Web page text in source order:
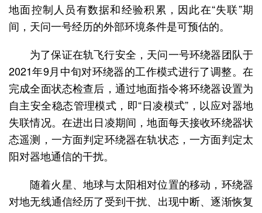
地面控制人员有数据和经验积累，因此在“失联”期
间，天问一号经历的外部环境条件是可预估的。
为了保证在轨飞行安全，天问一号环绕器团队于
2021年9月中旬对环绕器的工作模式进行了调整。在
完成全面状态检查后，通过地面指令将环绕器设置为
自主安全稳态管理模式，即“日凌模式”，以应对器地
失联情况。在进出日凌期间，地面每天接收环绕器状
态遥测，一方面判定环绕器在轨状态，一方面判定太
阳对器地通信的干扰。
随着火星、地球与太阳相对位置的移动，环绕器
对地无线通信经历了受到干扰、出现中断、逐渐恢复